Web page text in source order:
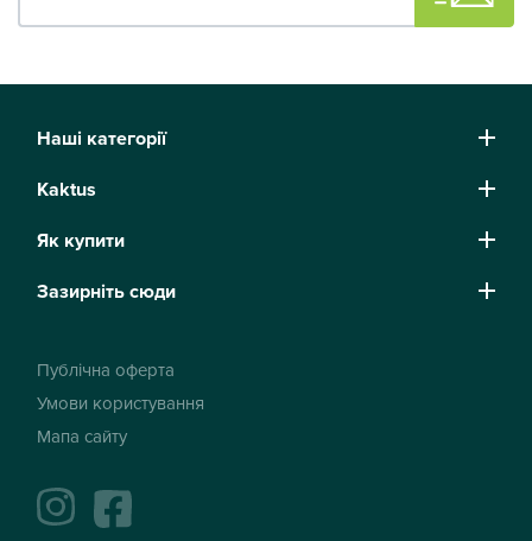
Наші категорії
Kaktus
Як купити
Зазирніть сюди
Публічна оферта
Умови користування
Мапа сайту
instagramfacebook